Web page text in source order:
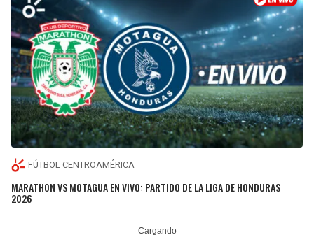
FÚTBOL CENTROAMÉRICA
MARATHON VS MOTAGUA EN VIVO: PARTIDO DE LA LIGA DE HONDURAS
2026